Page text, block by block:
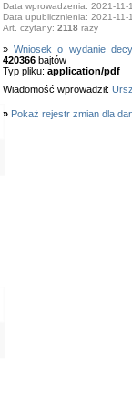
Data wprowadzenia: 2021-11-
Data upublicznienia: 2021-11-
Art. czytany: 2118 razy
» Wniosek o wydanie
420366bajtów
Typ pliku: application/pdf
Wiadomość wprowadził:
» Pokaż rejestr zmian dla